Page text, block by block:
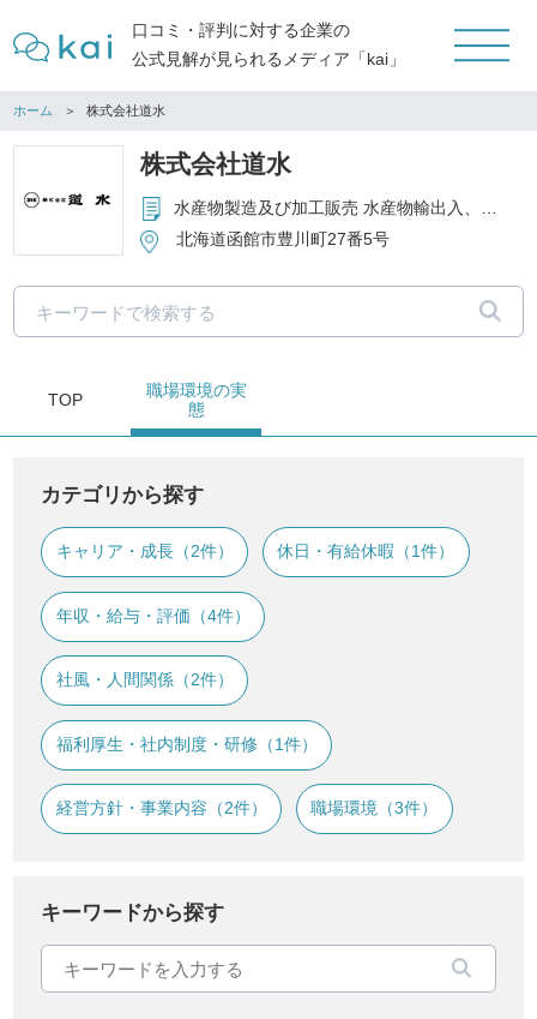
口コミ・評判に対する企業の
公式見解が見られるメディア「kai」
ホーム 株式会社道水
株式会社道水
水産物製造及び加工販売 水産物輸出入、冷凍冷蔵倉庫、不動産賃貸
北海道函館市豊川町27番5号
TOP
職場環境の実
態
カテゴリから探す
キャリア・成長（2件） 休日・有給休暇（1件）
年収・給与・評価（4件）
社風・人間関係（2件）
福利厚生・社内制度・研修（1件）
経営方針・事業内容（2件） 職場環境（3件）
キーワードから探す